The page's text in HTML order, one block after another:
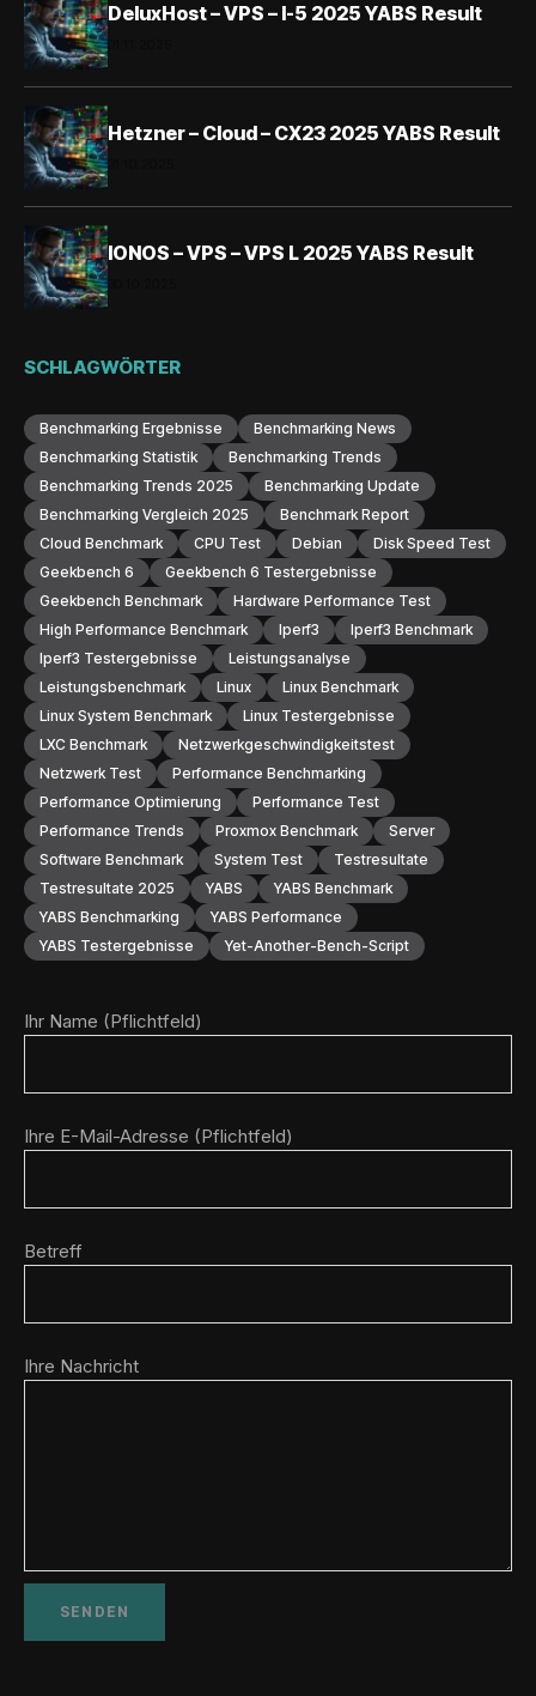
DeluxHost – VPS – I-5 2025 YABS Result
Hetzner – Cloud – CX23 2025 YABS Result
IONOS – VPS – VPS L 2025 YABS Result
SCHLAGWÖRTER
Benchmarking Ergebnisse
Benchmarking News
Benchmarking Statistik
Benchmarking Trends
Benchmarking Trends 2025
Benchmarking Update
Benchmarking Vergleich 2025
Benchmark Report
Cloud Benchmark
CPU Test Debian
Disk Speed Test
Geekbench 6
Geekbench 6 Testergebnisse
Geekbench Benchmark
Hardware Performance Test
High Performance Benchmark
Iperf3
Iperf3 Benchmark
Iperf3 Testergebnisse
Leistungsanalyse
Leistungsbenchmark
Linux
Linux Benchmark
Linux System Benchmark
Linux Testergebnisse
LXC Benchmark
Netzwerkgeschwindigkeitstest
Netzwerk Test
Performance Benchmarking
Performance Optimierung
Performance Test
Performance Trends
Proxmox Benchmark
Server
Software Benchmark
System Test
Testresultate
Testresultate 2025
YABS
YABS Benchmark
YABS Benchmarking
YABS Performance
YABS Testergebnisse
Yet-Another-Bench-Script
Ihr Name (Pflichtfeld)
Ihre E-Mail-Adresse (Pflichtfeld)
Betreff
Ihre Nachricht